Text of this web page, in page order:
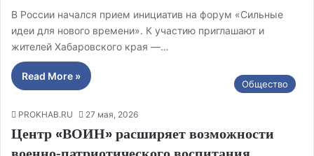
В России начался прием инициатив на форум «Сильные
идеи для нового времени». К участию приглашают и
жителей Хабаровского края —…
Read More »
Общество
PROKHAB.RU 27 мая, 2026
Центр «ВОИН» расширяет возможности